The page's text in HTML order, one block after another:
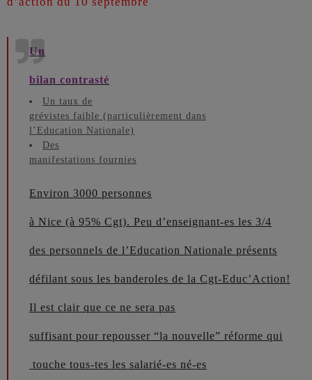
Un
bilan contrasté
Un taux de
grévistes faible (particulièrement dans
l’Education Nationale)
Des
manifestations fournies
Environ 3000 personnes
à Nice (à 95% Cgt). Peu d’enseignant-es les 3/4
des personnels de l’Education Nationale présents
défilant sous les banderoles de la Cgt-Educ’Action!
Il est clair que ce ne sera pas
suffisant pour repousser “la nouvelle” réforme qui
touche tous-tes les salarié-es né-es